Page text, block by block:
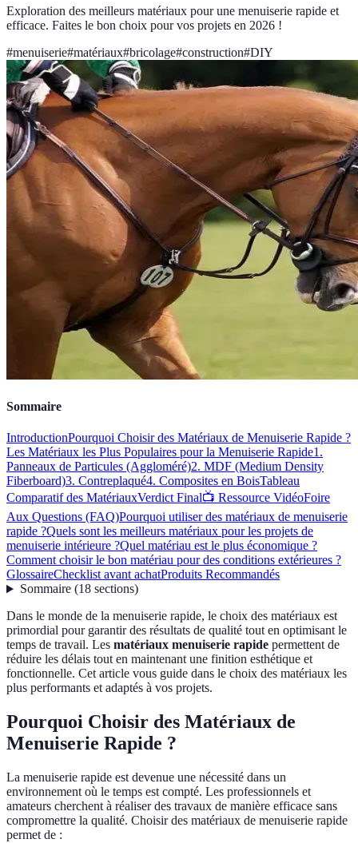
Exploration des meilleurs matériaux pour une menuiserie rapide et
efficace. Faites le bon choix pour vos projets en 2026 !
#menuiserie#matériaux#bricolage#construction#DIY
Sommaire
IntroductionPourquoi Choisir des Matériaux de Menuiserie Rapide ?
Les Matériaux les Plus Populaires pour la Menuiserie Rapide1.
Panneaux de Particules (Aggloméré)2. MDF (Medium Density
Fiberboard)3. Contreplaqué4. Composites en BoisTableau
Comparatif des MatériauxVerdict Final📺 Ressource VidéoFoire
Aux Questions (FAQ)Pourquoi utiliser des matériaux de menuiserie
rapide ?Quels sont les meilleurs matériaux pour les projets de
menuiserie intérieure ?Quel matériau est le plus économique ?
Comment choisir le bon matériau pour des conditions extérieures ?
GlossaireChecklist avant achatProduits Recommandés
Sommaire(18 sections)
Dans le monde de la menuiserie rapide, le choix des matériaux est
primordial pour garantir des résultats de qualité tout en optimisant le
temps de travail. Les matériaux menuiserie rapide permettent de
réduire les délais tout en maintenant une finition esthétique et
fonctionnelle. Cet article vous guide dans le choix des matériaux les
plus performants et adaptés à vos projets.
Pourquoi Choisir des Matériaux de
Menuiserie Rapide ?
La menuiserie rapide est devenue une nécessité dans un
environnement où le temps est compté. Les professionnels et
amateurs cherchent à réaliser des travaux de manière efficace sans
compromettre la qualité. Choisir des matériaux de menuiserie rapide
permet de :